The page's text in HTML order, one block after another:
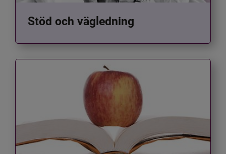
Stöd och vägledning